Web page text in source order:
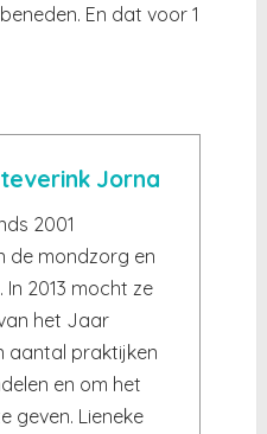
En dat voor 1
Jorna
2001
de mondzorg en
2013 mocht ze
het Jaar
aantal praktijken
en om het
geven. Lieneke